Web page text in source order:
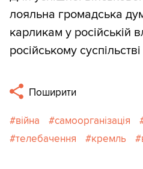
лояльна громадська
карликам у російській
російському
Поширити
війна самоорганізація
телебачення
кремль